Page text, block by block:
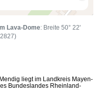
Lava-Dome: Breite 50° 22'
liegt im Landkreis Mayen-
Bundeslandes Rheinland-